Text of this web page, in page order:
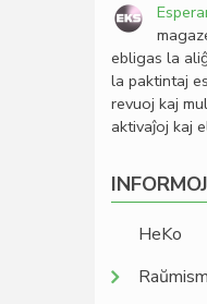
ebligas la
la paktintaj
revuoj kaj
aktivaĵoj kaj
INFORMOJ
HeKo